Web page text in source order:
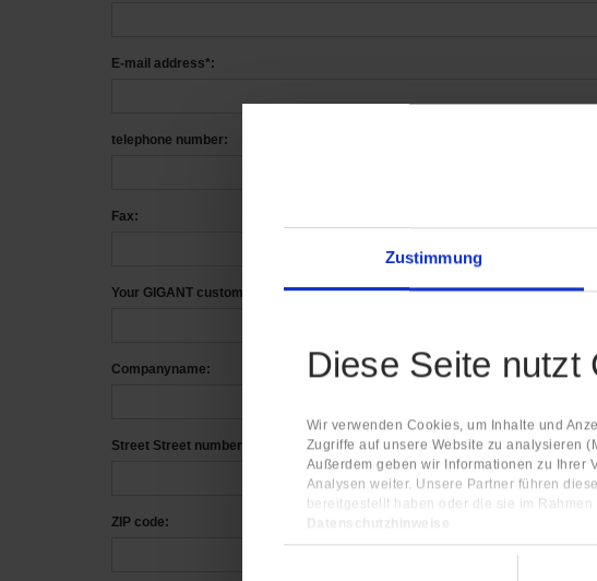
Zustimmung
Diese Seite nutzt
Wir verwenden Cookies, um Inhalte und
Zugriffe auf unsere Website zu analysieren
Außerdem geben wir Informationen zu Ihrer
Analysen weiter. Unsere Partner führen
bereitgestellt haben oder die sie im
Datenschutzhinweise
Impressum
E-mail address*:
telephone number:
Fax:
Your GIGANT customer no:
Companyname:
Street Street number:
ZIP code: